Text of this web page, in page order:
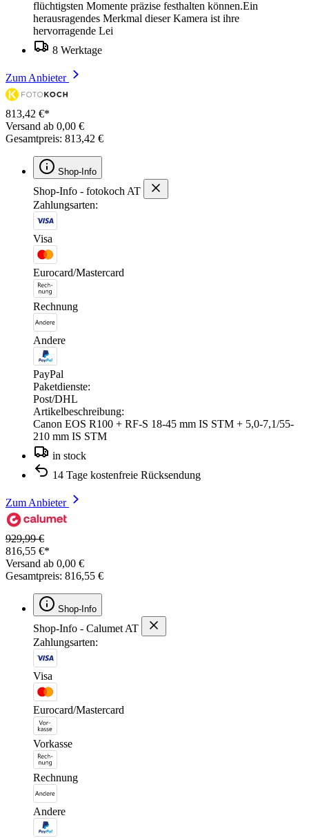
flüchtigsten Momente präzise festhalten können.Ein
herausragendes Merkmal dieser Kamera ist ihre
hervorragende Lei
8 Werktage
Zum Anbieter
813,42 €*
Versand ab 0,00 €
Gesamtpreis: 813,42 €
Shop-Info
Shop-Info - fotokoch AT
Zahlungsarten:
Visa
Eurocard/Mastercard
Rechnung
Andere
PayPal
Paketdienste:
Post/DHL
Artikelbeschreibung:
Canon EOS R100 + RF-S 18-45 mm IS STM + 5,0-7,1/55-
210 mm IS STM
in stock
14 Tage kostenfreie Rücksendung
Zum Anbieter
929,99 €
816,55 €*
Versand ab 0,00 €
Gesamtpreis: 816,55 €
Shop-Info
Shop-Info - Calumet AT
Zahlungsarten:
Visa
Eurocard/Mastercard
Vorkasse
Rechnung
Andere